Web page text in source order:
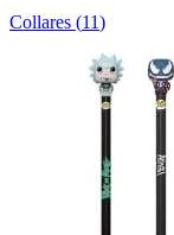
Collares (11)